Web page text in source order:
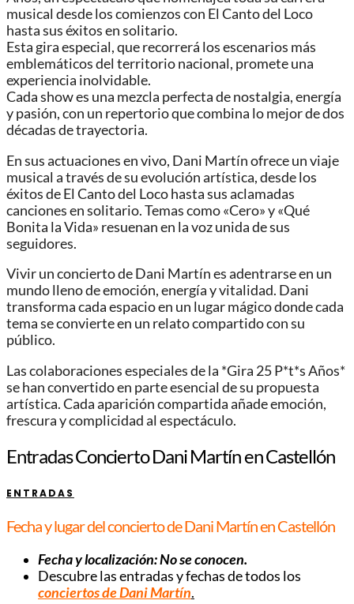
musical desde los comienzos con El Canto del Loco
hasta sus éxitos en solitario.
Esta gira especial, que recorrerá los escenarios más
emblemáticos del territorio nacional, promete una
experiencia inolvidable.
Cada show es una mezcla perfecta de nostalgia, energía
y pasión, con un repertorio que combina lo mejor de dos
décadas de trayectoria.
En sus actuaciones en vivo, Dani Martín ofrece un viaje
musical a través de su evolución artística, desde los
éxitos de El Canto del Loco hasta sus aclamadas
canciones en solitario. Temas como «Cero» y «Qué
Bonita la Vida» resuenan en la voz unida de sus
seguidores.
Vivir un concierto de Dani Martín es adentrarse en un
mundo lleno de emoción, energía y vitalidad. Dani
transforma cada espacio en un lugar mágico donde cada
tema se convierte en un relato compartido con su
público.
Las colaboraciones especiales de la *Gira 25 P*t*s Años*
se han convertido en parte esencial de su propuesta
artística. Cada aparición compartida añade emoción,
frescura y complicidad al espectáculo.
Entradas Concierto Dani Martín en Castellón
ENTRADAS
Fecha y lugar del concierto de Dani Martín en Castellón
Fecha y localización: No se conocen.
Descubre las entradas y fechas de todos los
conciertos de Dani Martín.